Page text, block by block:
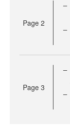
Page 2
Page 3